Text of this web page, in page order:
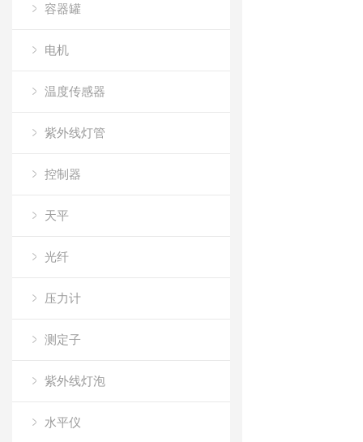
容器罐
电机
温度传感器
紫外线灯管
控制器
天平
光纤
压力计
测定子
紫外线灯泡
水平仪